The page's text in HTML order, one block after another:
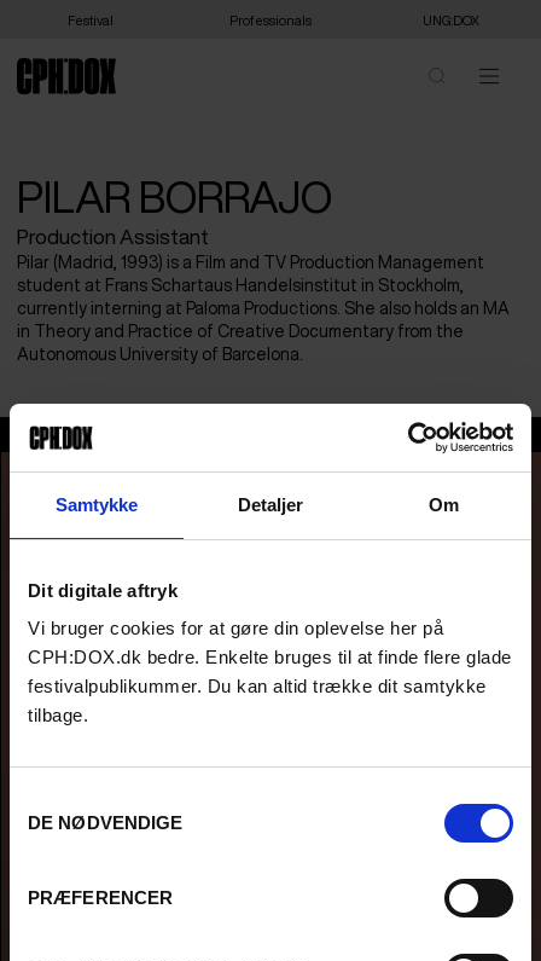
Samtykke Detaljer Om
Dit digitale aftryk
Vi bruger cookies for at gøre din oplevelse her på
CPH:DOX.dk bedre. Enkelte bruges til at finde flere glade
festivalpublikummer. Du kan altid trække dit samtykke
tilbage.
DE NØDVENDIGE
PRÆFERENCER
Festival Professionals UNG:DOX
PILAR BORRAJO
Production Assistant
Pilar (Madrid, 1993) is a Film and TV Production Management
student at Frans Schartaus Handelsinstitut in Stockholm,
currently interning at Paloma Productions. She also holds an MA
in Theory and Practice of Creative Documentary from the
Autonomous University of Barcelona.
Pilar Borrajo